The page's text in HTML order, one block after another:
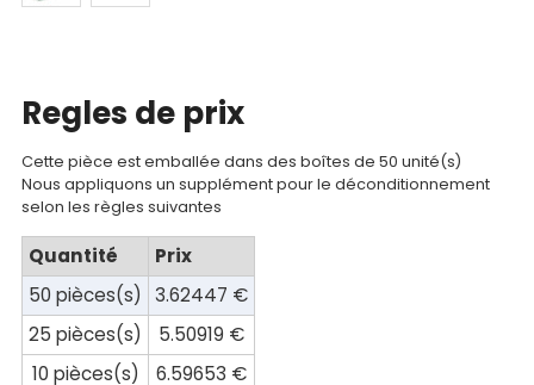
Catalogue
Mon
compte
Mon
panier
Contact
Regles de prix
Cette pièce est emballée dans des boîtes de 50 unité(s)
Nous appliquons un supplément pour le déconditionnement
selon les règles suivantes
Quantité
Prix
50 pièces(s)
3.62447 €
25 pièces(s)
5.50919 €
10 pièces(s)
6.59653 €